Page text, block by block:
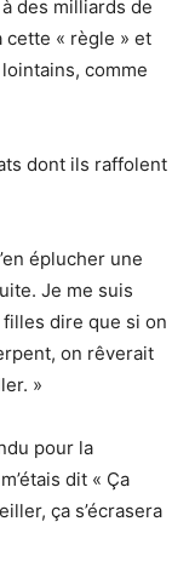
des milliards de
cette « règle » et
comme
dont ils raffolent
éplucher une
Je me suis
filles dire que si on
on rêverait
»
pour la
dit « Ça
ça s’écrasera